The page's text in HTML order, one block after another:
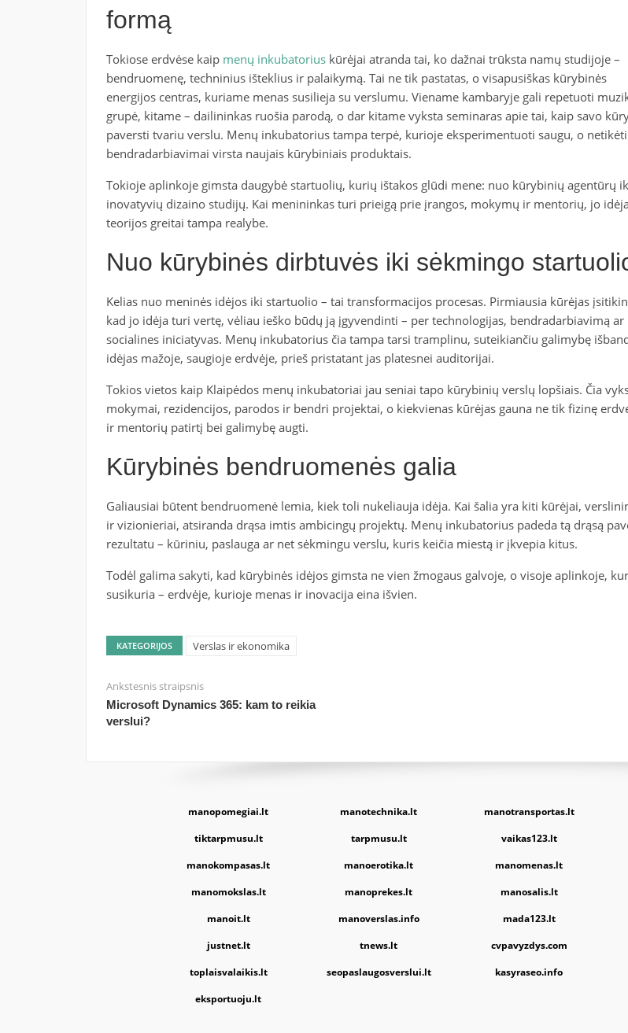
formą
Tokiose erdvėse kaip menų inkubatoriuskūrėjai atranda tai, ko dažnai trūksta namų studijoje –
bendruomenę, techninius išteklius ir palaikymą. Tai ne tik pastatas, o visapusiškas kūrybinės
energijos centras, kuriame menas susilieja su verslumu. Viename kambaryje gali repetuoti
grupė, kitame – dailininkas ruošia parodą, o dar kitame vyksta seminaras apie tai, kaip savo
paversti tvariu verslu. Menų inkubatorius tampa terpė, kurioje eksperimentuoti saugu, o netikėti
bendradarbiavimai virsta naujais kūrybiniais produktais.
Tokioje aplinkoje gimsta daugybė startuolių, kurių ištakos glūdi mene: nuo kūrybinių agentūrų
inovatyvių dizaino studijų. Kai menininkas turi prieigą prie įrangos, mokymų ir mentorių, jo
teorijos greitai tampa realybe.
Nuo kūrybinės dirbtuvės iki sėkmingo
Kelias nuo meninės idėjos iki startuolio – tai transformacijos procesas. Pirmiausia kūrėjas
kad jo idėja turi vertę, vėliau ieško būdų ją įgyvendinti – per technologijas, bendradarbiavimą ar
socialines iniciatyvas. Menų inkubatorius čia tampa tarsi tramplinu, suteikiančiu galimybę
idėjas mažoje, saugioje erdvėje, prieš pristatant jas platesnei auditorijai.
Tokios vietos kaip Klaipėdos menų inkubatoriai jau seniai tapo kūrybinių verslų lopšiais. Čia
mokymai, rezidencijos, parodos ir bendri projektai, o kiekvienas kūrėjas gauna ne tik fizinę
ir mentorių patirtį bei galimybę augti.
Kūrybinės bendruomenės galia
Galiausiai būtent bendruomenė lemia, kiek toli nukeliauja idėja. Kai šalia yra kiti kūrėjai,
ir vizionieriai, atsiranda drąsa imtis ambicingų projektų. Menų inkubatorius padeda tą drąsą
rezultatu – kūriniu, paslauga ar net sėkmingu verslu, kuris keičia miestą ir įkvepia kitus.
Todėl galima sakyti, kad kūrybinės idėjos gimsta ne vien žmogaus galvoje, o visoje aplinkoje,
susikuria – erdvėje, kurioje menas ir inovacija eina išvien.
KATEGORIJOS Verslas ir ekonomika
Ankstesnis straipsnis
Microsoft Dynamics 365: kam to reikia
verslui?
manopomegiai.lt manotechnika.lt manotransportas.lt
tiktarpmusu.lt
tarpmusu.lt vaikas123.lt
manokompasas.lt
manoerotika.lt manomenas.lt
manomokslas.lt
manoprekes.lt manosalis.lt
manoit.lt
manoverslas.info mada123.lt
justnet.lt
tnews.lt cvpavyzdys.com
toplaisvalaikis.lt
seopaslaugosverslui.lt kasyraseo.info
eksportuoju.lt